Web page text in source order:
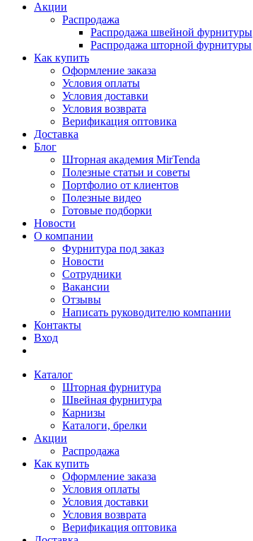
Акции
Распродажа
Распродажа швейной фурнитуры
Распродажа шторной фурнитуры
Как купить
Оформление заказа
Условия оплаты
Условия доставки
Условия возврата
Верификация оптовика
Доставка
Блог
Шторная академия MirTenda
Полезные статьи и советы
Портфолио от клиентов
Полезные видео
Готовые подборки
Новости
О компании
Фурнитура под заказ
Новости
Сотрудники
Вакансии
Отзывы
Написать руководителю компании
Контакты
Вход
Каталог
Шторная фурнитура
Швейная фурнитура
Карнизы
Каталоги, брелки
Акции
Распродажа
Как купить
Оформление заказа
Условия оплаты
Условия доставки
Условия возврата
Верификация оптовика